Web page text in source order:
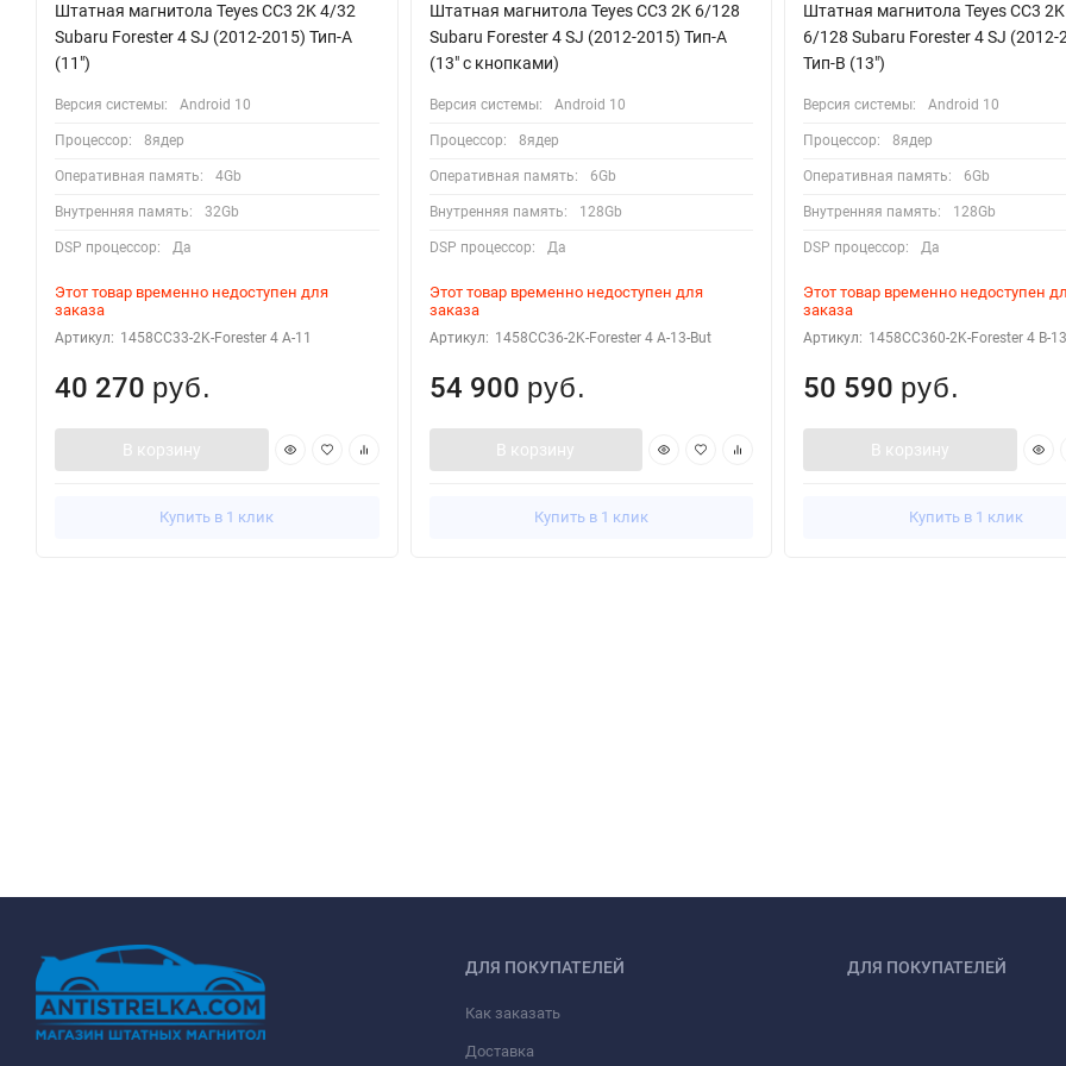
Штатная магнитола Teyes CC3 2K 4/32
Subaru Forester 4 SJ (2012-2015) Тип-A
(11")
Версия системы: Android 10
Процессор: 8ядер
Оперативная память: 4Gb
Внутренняя память: 32Gb
DSP процессор: Да
Этот товар временно недоступен для
заказа
Артикул: 1458CC33-2K-Forester 4 A-11
40 270 руб.
В корзину
Купить в 1 клик
Штатная магнитола Teyes CC3 2K 6/128
Subaru Forester 4 SJ (2012-2015) Тип-A
(13" с кнопками)
Версия системы: Android 10
Процессор: 8ядер
Оперативная память: 6Gb
Внутренняя память: 128Gb
DSP процессор: Да
Этот товар временно недоступен для
заказа
Артикул: 1458CC36-2K-Forester 4 A-13-But
54 900 руб.
В корзину
Купить в 1 клик
Штатная магнитола Teyes CC3
6/128 Subaru Forester 4 SJ (2012-
Тип-B (13")
Версия системы: Android 10
Процессор: 8ядер
Оперативная память: 6Gb
Внутренняя память: 128Gb
DSP процессор: Да
Этот товар временно недоступен
заказа
Артикул: 1458CC360-2K-Forester 4 B-13
50 590 руб.
В корзину
Купить в 1 клик
ДЛЯ ПОКУПАТЕЛЕЙ
Как заказать
Доставка
ДЛЯ ПОКУПАТЕЛЕЙ